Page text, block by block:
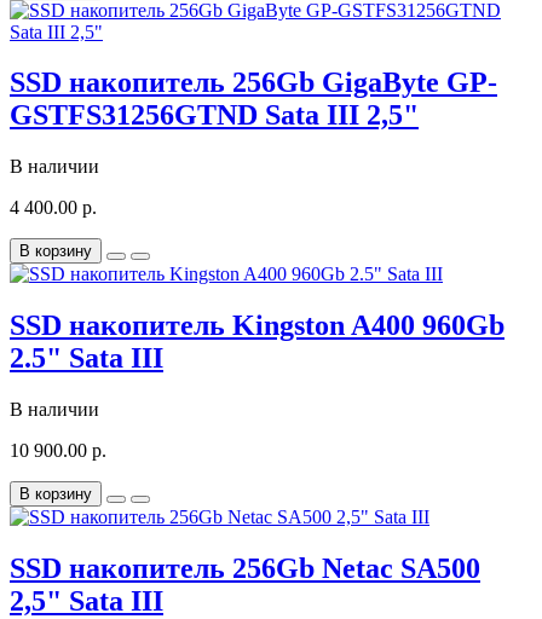
SSD накопитель 256Gb GigaByte GP-
GSTFS31256GTND Sata III 2,5"
В наличии
4 400.00 р.
В корзину
SSD накопитель Kingston A400 960Gb
2.5" Sata III
В наличии
10 900.00 р.
В корзину
SSD накопитель 256Gb Netac SA500
2,5" Sata III